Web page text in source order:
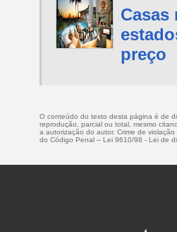
Casas
preço
O conteúdo do texto desta página é de
reprodução, parcial ou total, mesmo
a autorização do autor. Crime de
do Código Penal – Lei 9610/98 - Lei de